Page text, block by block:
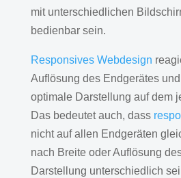
mit unterschiedlichen
bedienbar sein.
Responsives Webdesign
Auflösung des Endgerätes
optimale Darstellung auf dem
Das bedeutet auch, dass
nicht auf allen Endgeräten
nach Breite oder Auflösung
Darstellung unterschiedlich